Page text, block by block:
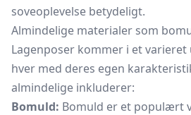
soveoplevelse betydeligt.
Almindelige materialer som
Lagenposer kommer i et varieret
hver med deres egen
almindelige inkluderer:
Bomuld: Bomuld er et populært